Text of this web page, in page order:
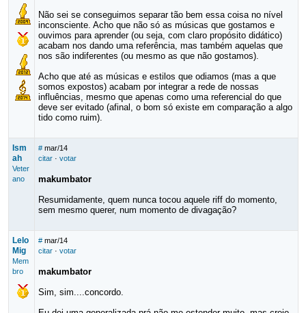
Não sei se conseguimos separar tão bem essa coisa no nível
inconsciente. Acho que não só as músicas que gostamos e
ouvimos para aprender (ou seja, com claro propósito didático)
acabam nos dando uma referência, mas também aquelas que
nos são indiferentes (ou mesmo as que não gostamos).
Acho que até as músicas e estilos que odiamos (mas a que
somos expostos) acabam por integrar a rede de nossas
influências, mesmo que apenas como uma referencial do que
deve ser evitado (afinal, o bom só existe em comparação a algo
tido como ruim).
Ism
ah
Veter
ano
# mar/14
citar· votar
makumbator
Resumidamente, quem nunca tocou aquele riff do momento,
sem mesmo querer, num momento de divagação?
Lelo
Mig
Mem
bro
# mar/14
citar· votar
makumbator
Sim, sim....concordo.